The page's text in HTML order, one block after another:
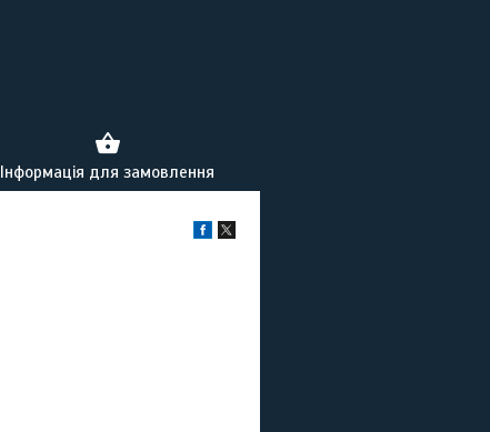
Інформація для замовлення